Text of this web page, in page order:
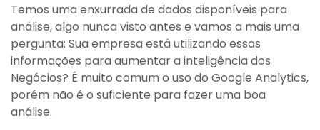
Temos uma enxurrada de dados disponíveis para
análise, algo nunca visto antes e vamos a mais uma
pergunta: Sua empresa está utilizando essas
informações para aumentar a inteligência dos
Negócios? É muito comum o uso do Google Analytics,
porém não é o suficiente para fazer uma boa
análise.